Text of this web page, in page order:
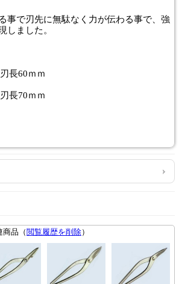
事で刃先に無駄なく力が伝わる事で、強
しました。
長60ｍｍ
長70ｍｍ